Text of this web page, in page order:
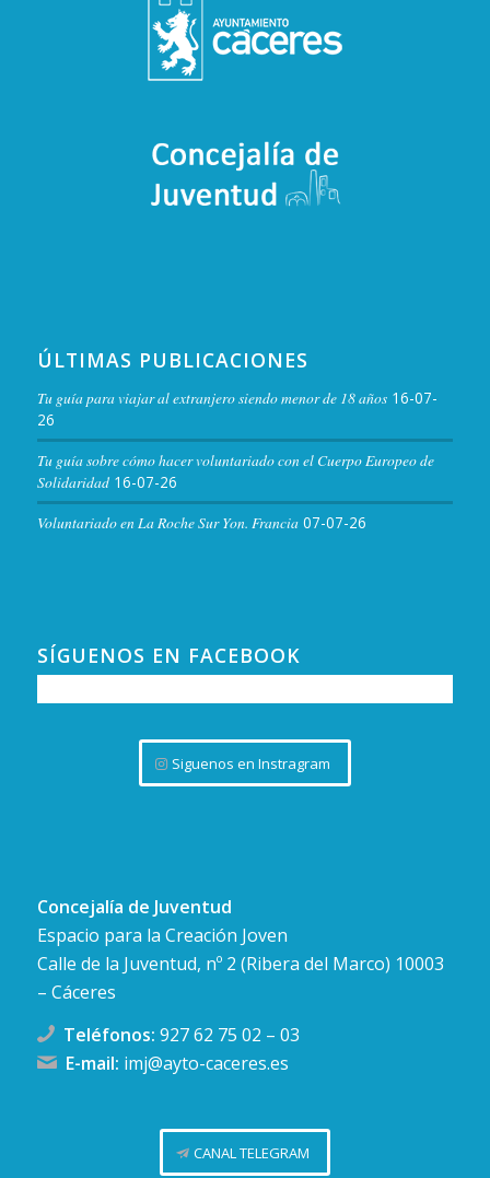
ÚLTIMAS PUBLICACIONES
Tu guía para viajar al extranjero siendo menor de 18 años 16-07-
26
Tu guía sobre cómo hacer voluntariado con el Cuerpo Europeo de
Solidaridad 16-07-26
Voluntariado en La Roche Sur Yon. Francia 07-07-26
SÍGUENOS EN FACEBOOK
Siguenos en Instragram
Concejalía de Juventud
Espacio para la Creación Joven
Calle de la Juventud, nº 2 (Ribera del Marco) 10003
– Cáceres
Teléfonos: 927 62 75 02 – 03
E-mail: imj@ayto-caceres.es
CANAL TELEGRAM